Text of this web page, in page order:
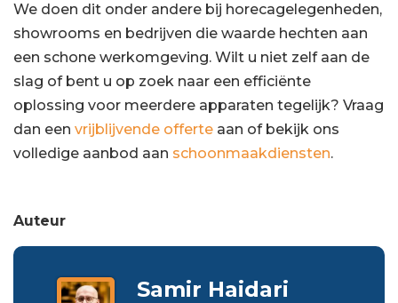
We doen dit onder andere bij horecagelegenheden,
showrooms en bedrijven die waarde hechten aan
een schone werkomgeving. Wilt u niet zelf aan de
slag of bent u op zoek naar een efficiënte
oplossing voor meerdere apparaten tegelijk? Vraag
dan een vrijblijvende offerte aan of bekijk ons
volledige aanbod aan schoonmaakdiensten.
Auteur
Samir Haidari